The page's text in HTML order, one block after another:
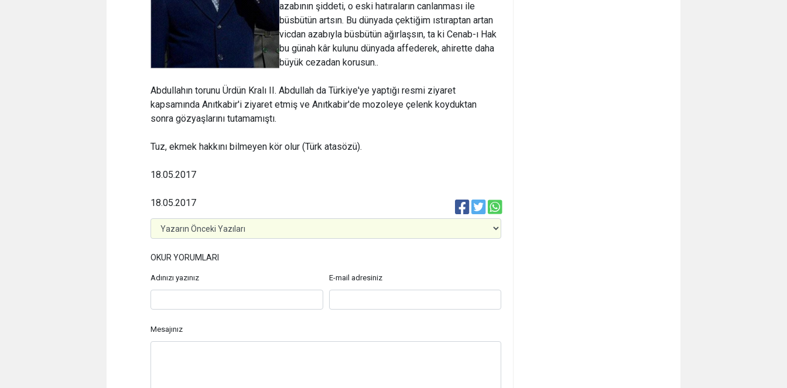
azabının şiddeti, o eski hatıraların canlanması ile
büsbütün artsın. Bu dünyada çektiğim ıstıraptan artan
vicdan azabıyla büsbütün ağırlaşsın, ta ki Cenab-ı Hak
bu günah kâr kulunu dünyada affederek, ahirette daha
büyük cezadan korusun..
Abdullahın torunu Ürdün Kralı II. Abdullah da Türkiye'ye yaptığı resmi ziyaret
kapsamında Anıtkabir'i ziyaret etmiş ve Anıtkabir'de mozoleye çelenk koyduktan
sonra gözyaşlarını tutamamıştı.
Tuz, ekmek hakkını bilmeyen kör olur (Türk atasözü).
18.05.2017
18.05.2017
OKUR YORUMLARI
Adınızı yazınız E-mail adresiniz
Mesajınız